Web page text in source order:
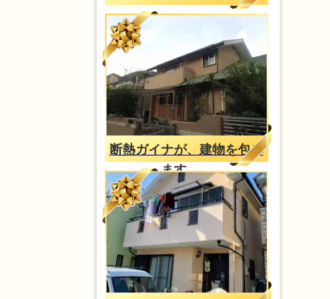
断熱ガイナが、建物を包み
ます。。